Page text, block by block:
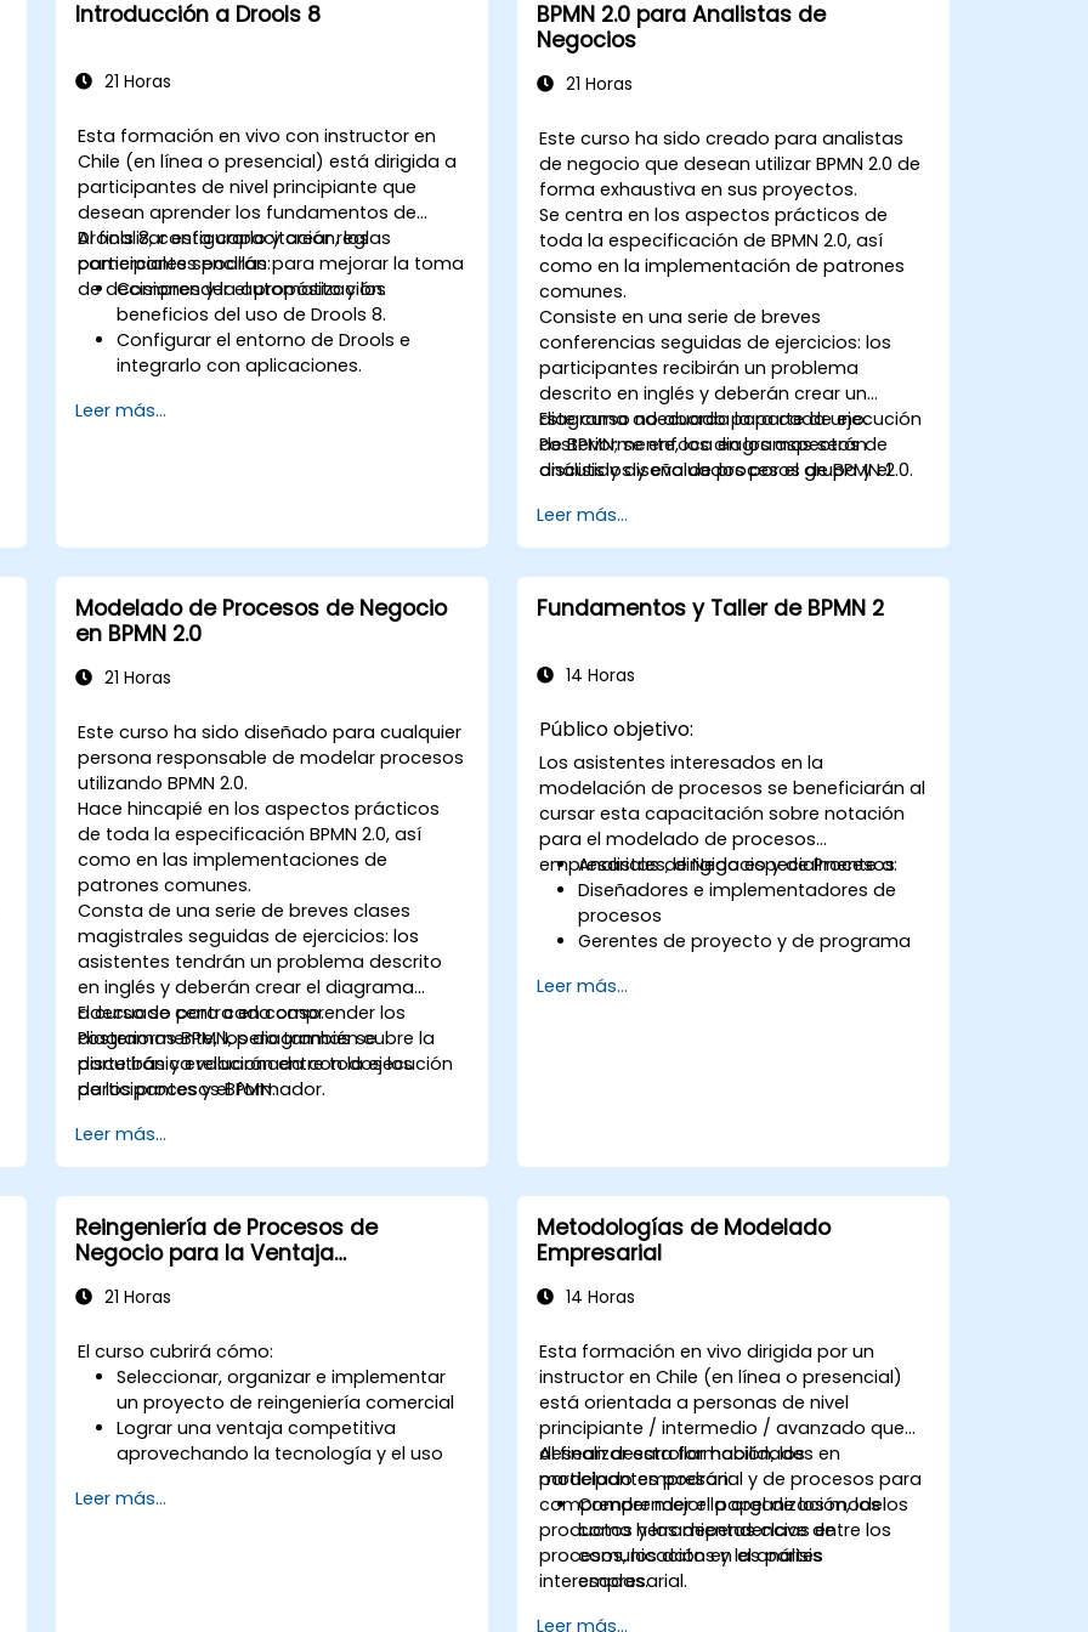
Introducción a Drools 8
21 Horas
Esta formación en vivo con instructor en
Chile (en línea o presencial) está dirigida a
participantes de nivel principiante que
desean aprender los fundamentos de
Drools 8, configurarlo y crear reglas
comerciales sencillas para mejorar la toma
de decisiones y la automatización.
Al finalizar esta capacitación, los
participantes podrán:
Comprender el propósito y los
beneficios del uso de Drools 8.
Configurar el entorno de Drools e
integrarlo con aplicaciones.
comerciales simples.
decisiones.
Leer más...
BPMN 2.0 para Analistas de
Negocios
21 Horas
Este curso ha sido creado para analistas
de negocio que desean utilizar BPMN 2.0 de
forma exhaustiva en sus proyectos.
Se centra en los aspectos prácticos de
toda la especificación de BPMN 2.0, así
como en la implementación de patrones
comunes.
Consiste en una serie de breves
conferencias seguidas de ejercicios: los
participantes recibirán un problema
descrito en inglés y deberán crear un
diagrama adecuado para cada uno.
Posteriormente, los diagramas serán
discutidos y evaluados por el grupo y el
Este curso no aborda la parte de ejecución
de BPMN; se enfoca en los aspectos de
análisis y diseño de procesos de BPMN 2.0.
Leer más...
Modelado de Procesos de Negocio
en BPMN 2.0
21 Horas
Este curso ha sido diseñado para cualquier
persona responsable de modelar procesos
utilizando BPMN 2.0.
Hace hincapié en los aspectos prácticos
de toda la especificación BPMN 2.0, así
como en las implementaciones de
patrones comunes.
Consta de una serie de breves clases
magistrales seguidas de ejercicios: los
asistentes tendrán un problema descrito
en inglés y deberán crear el diagrama
adecuado para cada caso.
Posteriormente, los diagramas se
discutirán y evaluarán entre todos los
participantes y el formador.
El curso se centra en comprender los
diagramas BPMN, pero también cubre la
parte básica relacionada con la ejecución
de los procesos BPMN.
Leer más...
Fundamentos y Taller de BPMN 2
14 Horas
Público objetivo:
Los asistentes interesados en la
modelación de procesos se beneficiarán al
cursar esta capacitación sobre notación
para el modelado de procesos
empresariales, dirigida especialmente a:
Analistas de Negocio y de Procesos
Diseñadores e implementadores de
procesos
Gerentes de proyecto y de programa
cambios y transformaciones
Leer más...
Reingeniería de Procesos de
Negocio para la Ventaja
21 Horas
El curso cubrirá cómo:
Seleccionar, organizar e implementar
un proyecto de reingeniería comercial
Lograr una ventaja competitiva
aprovechando la tecnología y el uso
Maximizar la satisfacción del cliente
Leer más...
Metodologías de Modelado
Empresarial
14 Horas
Esta formación en vivo dirigida por un
instructor en Chile (en línea o presencial)
está orientada a personas de nivel
principiante / intermedio / avanzado que
desean desarrollar habilidades en
modelado empresarial y de procesos para
comprender mejor la organización, los
productos y las dependencias entre los
procesos, los datos y las partes
interesadas.
Al finalizar esta formación, los
participantes podrán:
Comprender el papel de los modelos
como herramientas clave de
comunicación en el análisis
empresarial.
Leer más...